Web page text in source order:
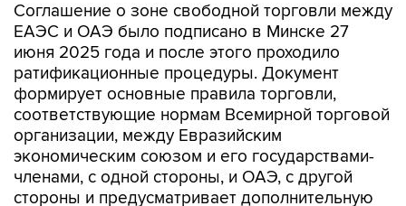
Соглашение о зоне свободной торговли между
ЕАЭС и ОАЭ было подписано в Минске 27
июня 2025 года и после этого проходило
ратификационные процедуры. Документ
формирует основные правила торговли,
соответствующие нормам Всемирной торговой
организации, между Евразийским
экономическим союзом и его государствами-
членами, с одной стороны, и ОАЭ, с другой
стороны и предусматривает дополнительную